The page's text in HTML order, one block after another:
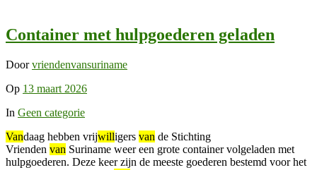
Container met hulpgoederen geladen
Doorvriendenvansuriname
Op 13 maart 2026
In Geen categorie
Vandaag hebben vrijwilligers van de Stichting
Vrienden van Suriname weer een grote container volgeladen met
hulpgoederen. Deze keer zijn de meeste goederen bestemd voor het